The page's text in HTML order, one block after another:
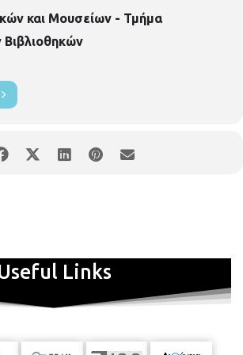
και Μουσείων - Τμήμα
Links